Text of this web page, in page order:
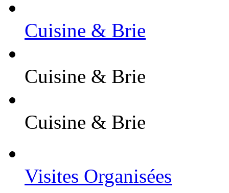
Cuisine & Brie
Cuisine & Brie
Cuisine & Brie
Visites Organisées